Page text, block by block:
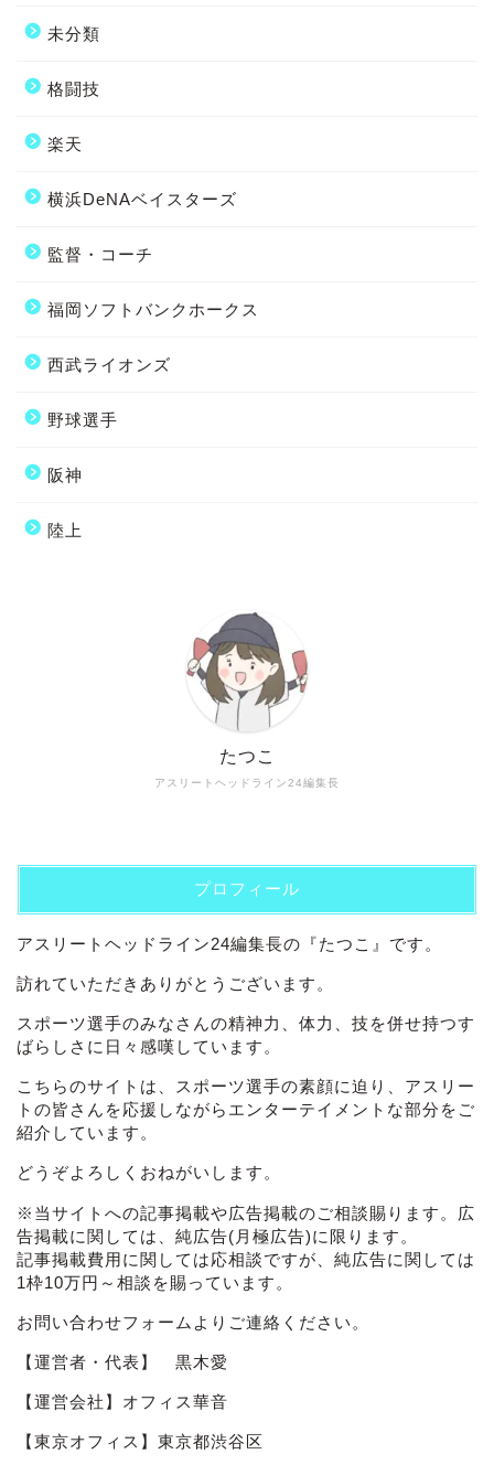
未分類
格闘技
楽天
横浜DeNAベイスターズ
監督・コーチ
福岡ソフトバンクホークス
西武ライオンズ
野球選手
阪神
陸上
アスリートヘッドライン24編集長
たつこ
プロフィール
アスリートヘッドライン24編集長の『たつこ』です。
訪れていただきありがとうございます。
スポーツ選手のみなさんの精神力、体力、技を併せ持つす
ばらしさに日々感嘆しています。
こちらのサイトは、スポーツ選手の素顔に迫り、アスリー
トの皆さんを応援しながらエンターテイメントな部分をご
紹介しています。
どうぞよろしくおねがいします。
※当サイトへの記事掲載や広告掲載のご相談賜ります。広
告掲載に関しては、純広告(月極広告)に限ります。
記事掲載費用に関しては応相談ですが、純広告に関しては
1枠10万円～相談を賜っています。
お問い合わせフォーム よりご連絡ください。
【運営者・代表】 黒木愛
【運営会社】オフィス華音
【東京オフィス】東京都渋谷区